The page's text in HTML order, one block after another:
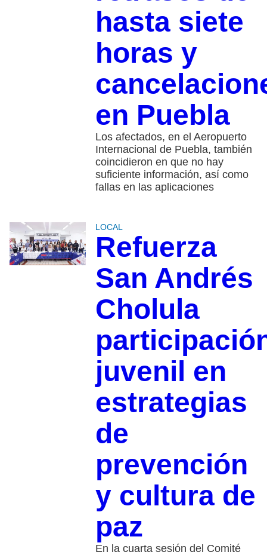
hasta siete
horas y
en Puebla
Los afectados, en el Aeropuerto
Internacional de Puebla, también
coincidieron en que no hay
suficiente información, así como
fallas en las aplicaciones
LOCAL
Refuerza
San Andrés
Cholula
juvenil en
estrategias
de
prevención
y cultura de
paz
En la cuarta sesión del Comité